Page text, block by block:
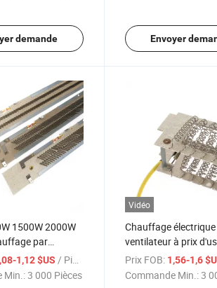
demande Envoyer
1500W 2000W
par
chauffant
en zigzag
1,12 $US / Pièce
Min.:3 000 Pièces
Vidéo
Chauffage électrique
ventilateur à prix
Prix FOB: 1,56-1,6
Commande Min.:3